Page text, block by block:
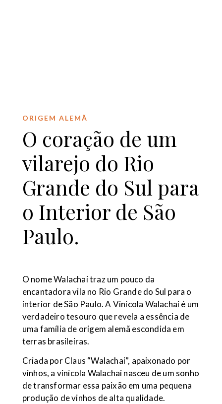
ORIGEM ALEMÃ
O coração de um
vilarejo do Rio
Grande do Sul para
o Interior de São
Paulo.
O nome Walachai traz um pouco da
encantadora vila no Rio Grande do Sul para o
interior de São Paulo. A Vinícola Walachai é um
verdadeiro tesouro que revela a essência de
uma família de origem alemã escondida em
terras brasileiras.
Criada por Claus “Walachai”, apaixonado por
vinhos, a vinícola Walachai nasceu de um sonho
de transformar essa paixão em uma pequena
produção de vinhos de alta qualidade.